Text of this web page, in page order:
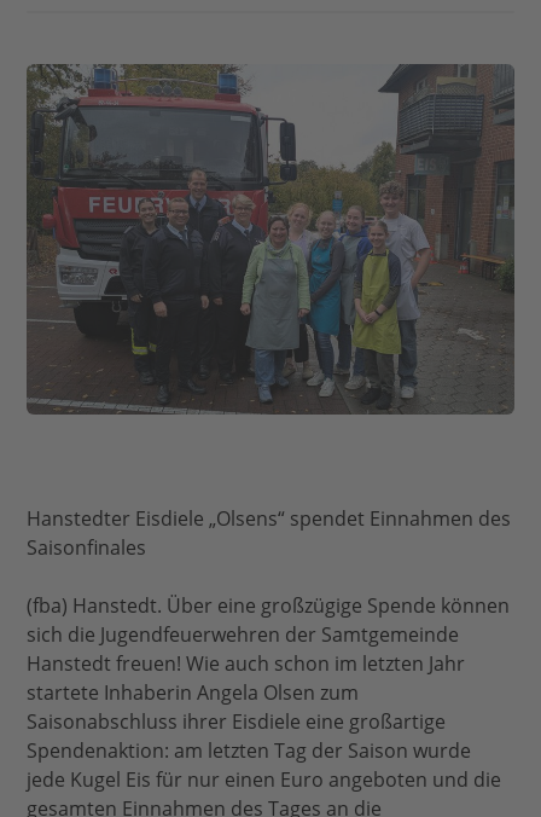
Hanstedter Eisdiele „Olsens“ spendet Einnahmen des
Saisonfinales
(fba) Hanstedt. Über eine großzügige Spende können
sich die Jugendfeuerwehren der Samtgemeinde
Hanstedt freuen! Wie auch schon im letzten Jahr
startete Inhaberin Angela Olsen zum
Saisonabschluss ihrer Eisdiele eine großartige
Spendenaktion: am letzten Tag der Saison wurde
jede Kugel Eis für nur einen Euro angeboten und die
gesamten Einnahmen des Tages an die